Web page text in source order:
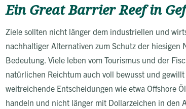
Ein Great Barrier Reef in
Ziele sollten nicht länger dem industriellen und
nachhaltiger Alternativen zum Schutz der
Bedeutung. Viele leben vom Tourismus und der
natürlichen Reichtum auch voll bewusst und
weitreichende Entscheidungen wie etwa Offshore
handeln und nicht länger mit Dollarzeichen in den